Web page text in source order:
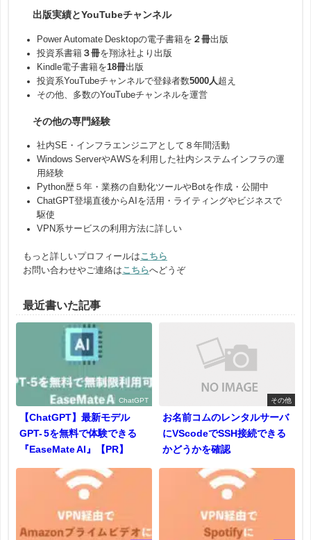
出版実績とYouTubeチャンネル
Power Automate Desktopの電子書籍を ２冊出版
投資系書籍 ３冊を翔泳社より出版
Kindle電子書籍を18冊出版
投資系YouTubeチャンネルで登録者数5000人 超え
その他、多数のYouTubeチャンネルを運営
その他の専門経験
社内SE・インフラエンジニアとして８年間活動
Windows ServerやAWSを利用した社内システムインフラの運
用経験
Python歴５年・業務の自動化ツールやBotを作成・公開中
ChatGPT登場直後からAIを活用・ライティングやビジネスで
駆使
VPN系サービスの利用方法に詳しい
もっと詳しいプロフィールはこちら
お問い合わせやご連絡はこちらへどうぞ
最近書いた記事
ChatGPT
【ChatGPT】最新モデル
GPT- 5を無料で体験できる
『EaseMate AI』【PR】
その他
お名前コムのレンタルサーバ
にVScodeでSSH接続できる
かどうかを確認